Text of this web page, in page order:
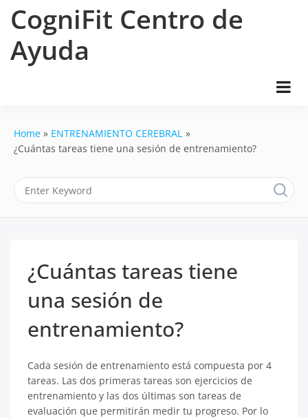
CogniFit Centro de
Ayuda
Home
ENTRENAMIENTO CEREBRAL
¿Cuántas tareas tiene una sesión de entrenamiento?
¿Cuántas tareas tiene
una sesión de
entrenamiento?
Cada sesión de entrenamiento está compuesta por 4
tareas. Las dos primeras tareas son ejercicios de
entrenamiento y las dos últimas son tareas de
evaluación que permitirán medir tu progreso. Por lo